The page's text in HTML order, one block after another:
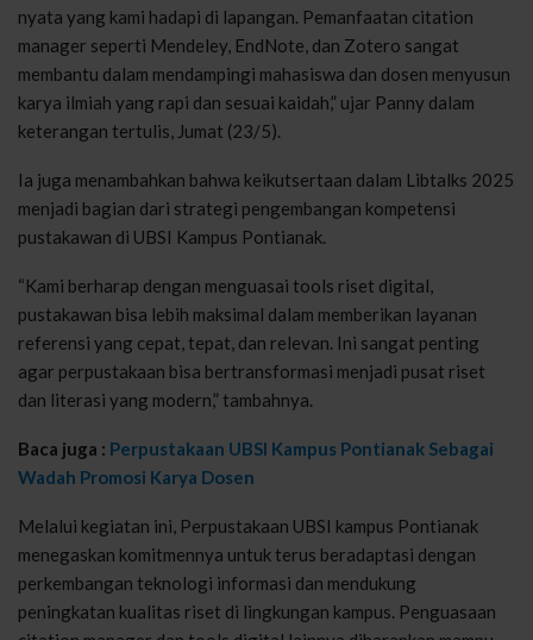
nyata yang kami hadapi di lapangan. Pemanfaatan citation
manager seperti Mendeley, EndNote, dan Zotero sangat
membantu dalam mendampingi mahasiswa dan dosen menyusun
karya ilmiah yang rapi dan sesuai kaidah,” ujar Panny dalam
keterangan tertulis, Jumat (23/5).
Ia juga menambahkan bahwa keikutsertaan dalam Libtalks 2025
menjadi bagian dari strategi pengembangan kompetensi
pustakawan di UBSI Kampus Pontianak.
“Kami berharap dengan menguasai tools riset digital,
pustakawan bisa lebih maksimal dalam memberikan layanan
referensi yang cepat, tepat, dan relevan. Ini sangat penting
agar perpustakaan bisa bertransformasi menjadi pusat riset
dan literasi yang modern,” tambahnya.
Baca juga : Perpustakaan UBSI Kampus Pontianak Sebagai
Wadah Promosi Karya Dosen
Melalui kegiatan ini, Perpustakaan UBSI kampus Pontianak
menegaskan komitmennya untuk terus beradaptasi dengan
perkembangan teknologi informasi dan mendukung
peningkatan kualitas riset di lingkungan kampus. Penguasaan